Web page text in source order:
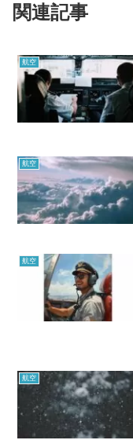
関連記事
航空
航空
航空
航空